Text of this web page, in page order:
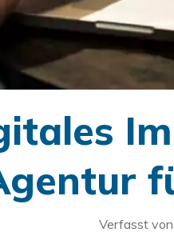
Verfasst von